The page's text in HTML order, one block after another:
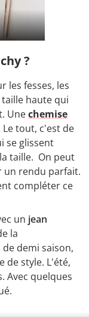
?
les fesses, les
haute qui
Unechemise
tout, c'est de
se glissent
taille. On peut
un rendu parfait.
compléter ce
un jean
la
demi saison,
de style. L'été,
Avec quelques